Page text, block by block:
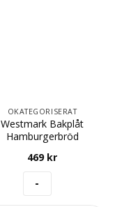
OKATEGORISERAT
Westmark Bakplåt
Hamburgerbröd
469 kr